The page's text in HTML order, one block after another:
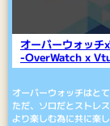
オーバーウォッ
-OverWatch x
オーバーウォッチはと
ただ、ソロだとストレ
より楽しむ為に共に楽